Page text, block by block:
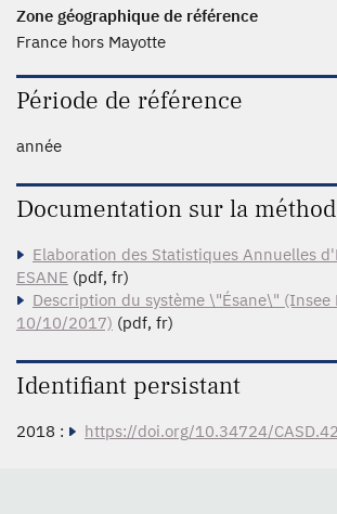
Zone géographique de référence
France hors Mayotte
Période de référence
année
Documentation sur la
Elaboration des Statistiques Annuelles
ESANE (pdf, fr)
Description du système \"Ésane\" (Insee
10/10/2017) (pdf, fr)
Identifiant persistant
2018 : https://doi.org/10.34724/